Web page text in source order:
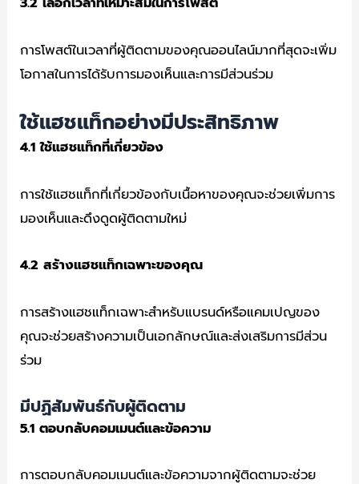
การโพสต์ในเวลาที่ผู้ติดตามของคุณออนไลน์มากที่สุดจะเพิ่ม
โอกาสในการได้รับการมองเห็นและการมีส่วนร่วม
ใช้แฮชแท็กอย่างมีประสิทธิภาพ
4.1ใช้แฮชแท็กที่เกี่ยวข้อง
การใช้แฮชแท็กที่เกี่ยวข้องกับเนื้อหาของคุณจะช่วยเพิ่มการ
มองเห็นและดึงดูดผู้ติดตามใหม่
4.2สร้างแฮชแท็กเฉพาะของคุณ
การสร้างแฮชแท็กเฉพาะสำหรับแบรนด์หรือแคมเปญของ
คุณจะช่วยสร้างความเป็นเอกลักษณ์และส่งเสริมการมีส่วน
ร่วม
มีปฏิสัมพันธ์กับผู้ติดตาม
5.1ตอบกลับคอมเมนต์และข้อความ
การตอบกลับคอมเมนต์และข้อความจากผู้ติดตามจะช่วย